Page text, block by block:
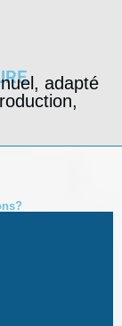
adapté